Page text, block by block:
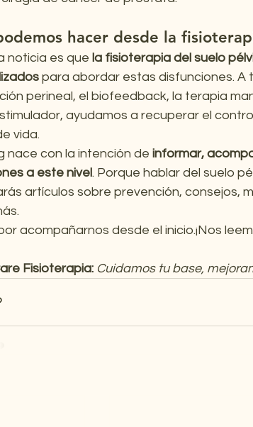
hacer desde la
noticia es que la fisioterapia del suelo
para abordar estas disfunciones. A
perineal, el biofeedback, la terapia
ayudamos a recuperar el
vida.
nace con la intención de informar,
a este nivel. Porque hablar del suelo
artículos sobre prevención, consejos,
acompañarnos desde el inicio.¡Nos
Fisioterapia: Cuidamos tu base,